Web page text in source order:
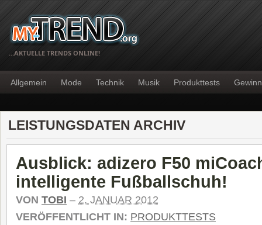
…AKTUELLE TRENDS ONLINE!
Allgemein Mode Technik Musik Produkttests
LEISTUNGSDATEN ARCHIV
Ausblick: adizero F50
intelligente Fußballschuh!
VON TOBI – 2. JANUAR 2012
VERÖFFENTLICHT IN: PRODUKTTESTS